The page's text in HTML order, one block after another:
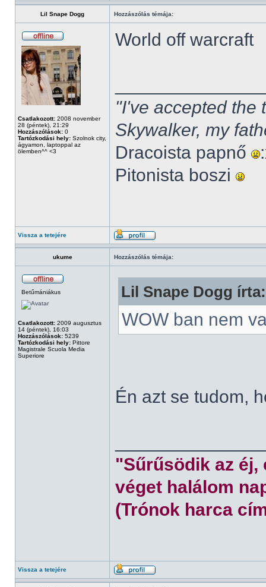
Lil Snape Dogg Hozzászólás témája:
Csatlakozott: 2008 november
28 (péntek), 21:29
Hozzászólások: 0
Tartózkodási hely: Szolnok city,
ágyamon, laptoppal az
ölemben^^ <3
World off warcraft
"I've accepted the
Skywalker, my
Dracoista papnő
Pitonista boszi
Vissza a tetejére
ukume Hozzászólás témája:
Betűmániákus
Csatlakozott: 2009 augusztus
14 (péntek), 16:03
Hozzászólások: 5239
Tartózkodási hely: Pittore
Magistrale Scuola Media
Superiore
Lil Snape Dogg írta:
WOW ban nem
Én azt se tudom,
"Sűrűsödik az éj,
véget halálom
(Trónok harca
Vissza a tetejére